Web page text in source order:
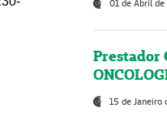
01 de Abril
Prestador
15 de Janeiro